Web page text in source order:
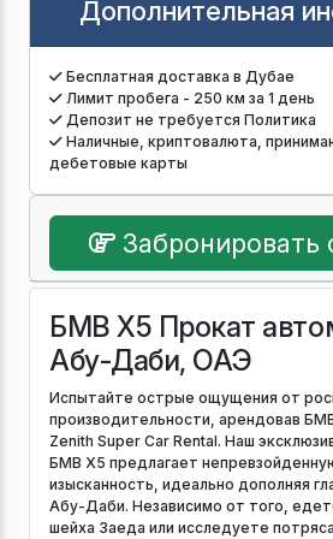
Дополнительная
Бесплатная доставка в Дубае
Лимит пробега - 250 км за 1 день
Депозит не требуется Политика
Наличные, криптовалюта,
дебетовые карты
Забронировать
БМВ Х5 Прокат
Абу-Даби, ОАЭ
Испытайте острые ощущения от
производительности, арендовав
Zenith Super Car Rental. Наш
БМВ Х5 предлагает
изысканность, идеально дополняя
Абу-Даби. Независимо от того,
шейха Заеда или исследуете